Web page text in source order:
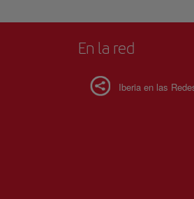
En la red
Iberia en las